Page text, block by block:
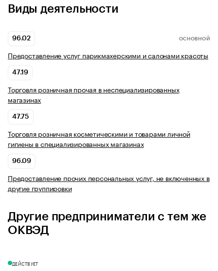
Виды деятельности
96.02 ОСНОВНОЙ
Предоставление услуг парикмахерскими и салонами красоты
47.19
Торговля розничная прочая в неспециализированных
магазинах
47.75
Торговля розничная косметическими и товарами личной
гигиены в специализированных магазинах
96.09
Предоставление прочих персональных услуг, не включенных в
другие группировки
Другие предприниматели с тем же
ОКВЭД
ДЕЙСТВУЕТ